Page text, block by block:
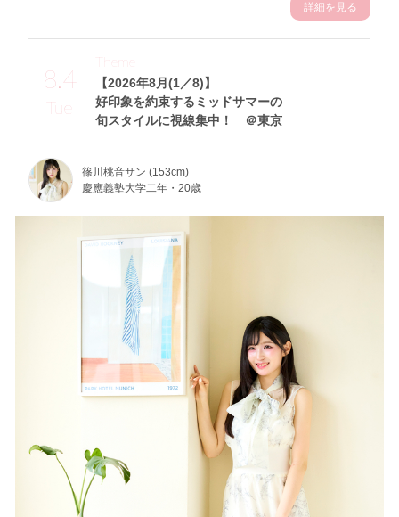
詳細を見る
8.4
Tue
【2026年8月(1／8)】
好印象を約束するミッドサマーの
旬スタイルに視線集中！ ＠東京
Theme
篠川桃音サン (153cm)
慶應義塾大学二年・20歳